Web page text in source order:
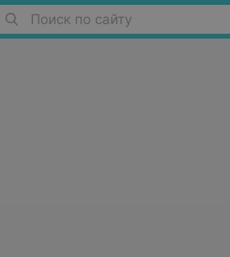
Поиск по сайту